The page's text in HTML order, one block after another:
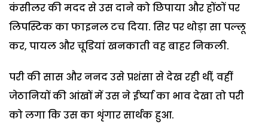
कंसीलर की मदद से उस दाने को छिपाया और होंठों पर
लिपस्टिक का फाइनल टच दिया. सिर पर थोड़ा सा पल्लू
कर, पायल और चूडि़यां खनकाती वह बाहर निकली.
परी की सास और ननद उसे प्रशंसा से देख रही थीं, वहीं
जेठानियों की आंखों में उस ने ईर्ष्या का भाव देखा तो परी
को लगा कि उस का शृंगार सार्थक हुआ.